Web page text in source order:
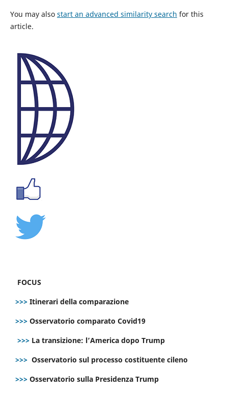
You may also start an advanced similarity search for this
article.
FOCUS
>>> Itinerari della comparazione
>>> Osservatorio comparato Covid19
>>> La transizione: l’America dopo Trump
>>> Osservatorio sul processo costituente cileno
>>> Osservatorio sulla Presidenza Trump